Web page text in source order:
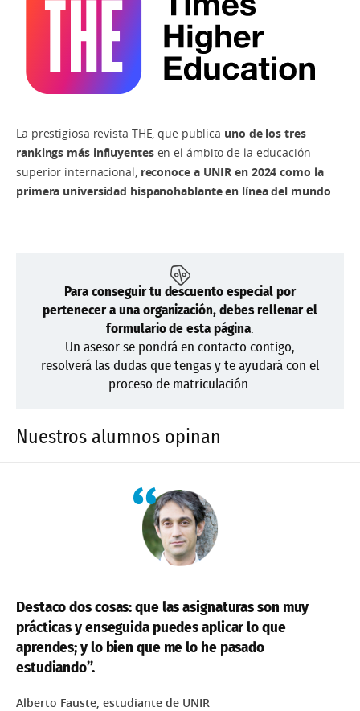
La prestigiosa revista THE, que publica uno de los tres
rankings más influyentesen el ámbito de la educación
superior internacional, reconoce a UNIR en 2024 como la
primera universidad hispanohablante en línea del mundo.
Para conseguir tu descuento especial por
pertenecer a una organización,debes rellenar el
formulario de esta página
Un asesor se pondrá en contacto contigo,
resolverá las dudas que tengas y te ayudará con el
proceso de matriculación.
Nuestros alumnos opinan
Destaco dos cosas: que las asignaturas son muy
prácticas y enseguida puedes aplicar lo que
aprendes; y lo bien que me lo he pasado
estudiando”.
Alberto Fauste, estudiante de UNIR